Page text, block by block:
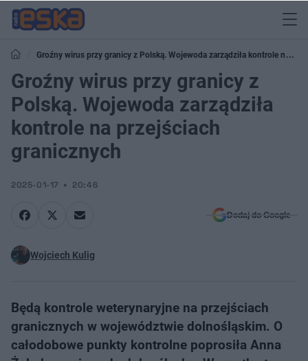
Groźny wirus przy granicy z Polską. Wojewoda zarządziła kontrole na
przejściach granicznych
Groźny wirus przy granicy z
Polską. Wojewoda zarządziła
kontrole na przejściach
granicznych
2025-01-17 20:46
Dodaj do Google
Wojciech Kulig
Będą kontrole weterynaryjne na przejściach
granicznych w województwie dolnośląskim. O
całodobowe punkty kontrolne poprosiła Anna